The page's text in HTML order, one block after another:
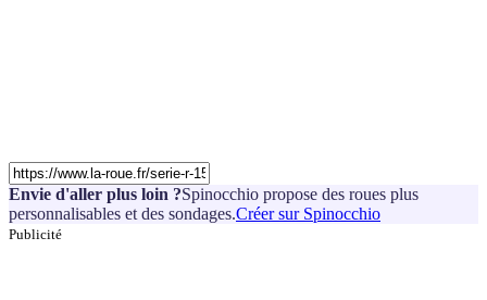
Envie d'aller plus loin ?Spinocchio propose des roues plus
personnalisables et des sondages.Créer sur Spinocchio
Publicité